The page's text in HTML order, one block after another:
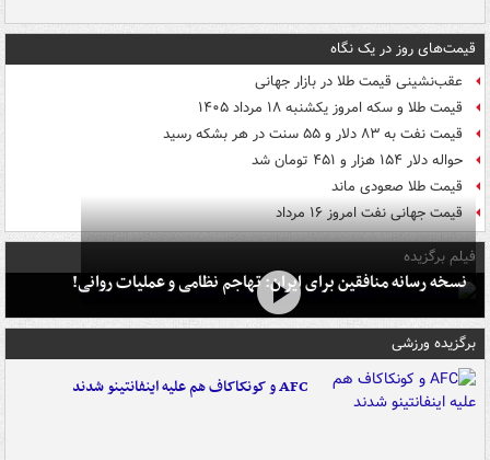
قیمت‌های روز در یک نگاه
عقب‌نشینی قیمت طلا در بازار جهانی
قیمت طلا و سکه امروز یکشنبه ۱۸ مرداد ۱۴۰۵
قیمت نفت به ۸۳ دلار و ۵۵ سنت در هر بشکه رسید
حواله دلار ۱۵۴ هزار و ۴۵۱ تومان شد
قیمت طلا صعودی ماند
قیمت جهانی نفت امروز ۱۶ مرداد
فیلم برگزیده
نسخه رسانه منافقین برای ایران: تهاجم نظامی و عملیات روانی!
برگزیده ورزشی
AFC و کونکاکاف هم علیه اینفانتینو شدند